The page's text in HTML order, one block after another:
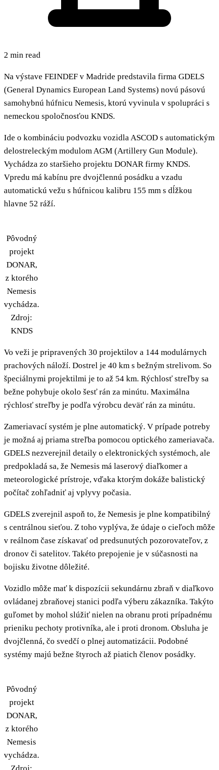
2 min read
Na výstave FEINDEF v Madride predstavila firma GDELS
(General Dynamics European Land Systems) novú pásovú
samohybnú húfnicu Nemesis, ktorú vyvinula v spolupráci s
nemeckou spoločnosťou KNDS.
Ide o kombináciu podvozku vozidla ASCOD s automatickým
delostreleckým modulom AGM (Artillery Gun Module).
Vychádza zo staršieho projektu DONAR firmy KNDS.
Vpredu má kabínu pre dvojčlennú posádku a vzadu
automatickú vežu s húfnicou kalibru 155 mm s dĺžkou
hlavne 52 ráží.
Pôvodný
projekt
DONAR,
z ktorého
Nemesis
vychádza.
Zdroj:
KNDS
Vo veži je pripravených 30 projektilov a 144 modulárnych
prachových náloží. Dostrel je 40 km s bežným strelivom. So
špeciálnymi projektilmi je to až 54 km. Rýchlosť streľby sa
bežne pohybuje okolo šesť rán za minútu. Maximálna
rýchlosť streľby je podľa výrobcu deväť rán za minútu.
Zameriavací systém je plne automatický. V prípade potreby
je možná aj priama streľba pomocou optického zameriavača.
GDELS nezverejnil detaily o elektronických systémoch, ale
predpokladá sa, že Nemesis má laserový diaľkomer a
meteorologické prístroje, vďaka ktorým dokáže balistický
počítač zohľadniť aj vplyvy počasia.
GDELS zverejnil aspoň to, že Nemesis je plne kompatibilný
s centrálnou sieťou. Z toho vyplýva, že údaje o cieľoch môže
v reálnom čase získavať od predsunutých pozorovateľov, z
dronov či satelitov. Takéto prepojenie je v súčasnosti na
bojisku životne dôležité.
Vozidlo môže mať k dispozícii sekundárnu zbraň v diaľkovo
ovládanej zbraňovej stanici podľa výberu zákazníka. Takýto
guľomet by mohol slúžiť nielen na obranu proti prípadnému
prieniku pechoty protivníka, ale i proti dronom. Obsluha je
dvojčlenná, čo svedčí o plnej automatizácii. Podobné
systémy majú bežne štyroch až piatich členov posádky.
Pôvodný
projekt
DONAR,
z ktorého
Nemesis
vychádza.